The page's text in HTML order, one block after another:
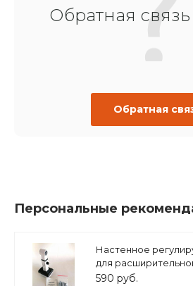
Обратная связь
Обратная
Персональные
Настенное
для
белое, ASKON
590 руб.